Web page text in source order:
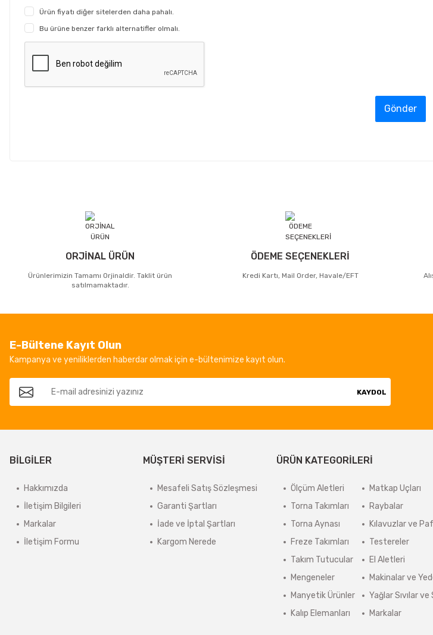
Ürün fiyatı diğer sitelerden daha pahalı.
Bu ürüne benzer farklı alternatifler olmalı.
Gönder
ORJİNAL ÜRÜN
Ürünlerimizin Tamamı Orjinaldir. Taklit ürün
satılmamaktadır.
ÖDEME SEÇENEKLERİ
Kredi Kartı, Mail Order, Havale/EFT
E-Bültene Kayıt Olun
Kampanya ve yeniliklerden haberdar olmak için e-bültenimize kayıt olun.
KAYDOL
BİLGİLER
Hakkımızda
İletişim Bilgileri
Markalar
İletişim Formu
MÜŞTERİ SERVİSİ
Mesafeli Satış Sözleşmesi
Garanti Şartları
İade ve İptal Şartları
Kargom Nerede
ÜRÜN KATEGORİLERİ
Ölçüm Aletleri
Torna Takımları
Torna Aynası
Freze Takımları
Takım Tutucular
Mengeneler
Manyetik Ürünler
Kalıp Elemanları
Matkap Uçları
Raybalar
Kılavuzlar ve
Testereler
El Aletleri
Makinalar ve
Yağlar Sıvılar
Markalar